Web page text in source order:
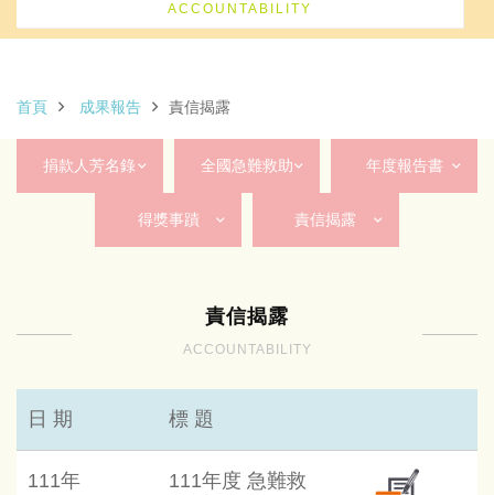
ACCOUNTABILITY
首頁 成果報告 責信揭露
捐款人芳名錄 全國急難救助 年度報告書
得獎事蹟 責信揭露
責信揭露
ACCOUNTABILITY
日 期 標 題
111年
111年度 急難救